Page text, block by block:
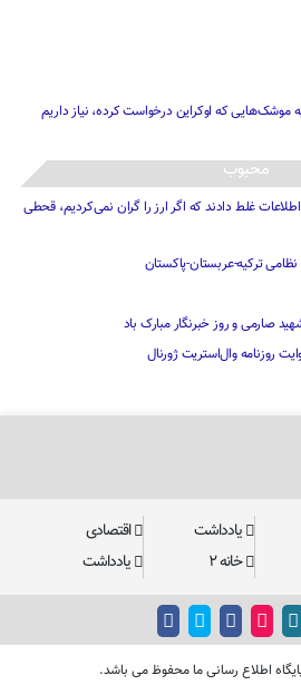
موشک‌هایی که اوکراین درخواست کرده، نیاز داریم
محبوب
غلط دادند که اگر ارز را گران نمی‌کردیم، قحطی
ترکیه-عربستان-پاکستان
صارمی و روز خبرنگار مبارک باد
روزنامه وال‌استریت ژورنال
یادداشت
اقتصادی
خانه ۲ یادداشت
اطلاع رسانی ما محفوظ می باشد.